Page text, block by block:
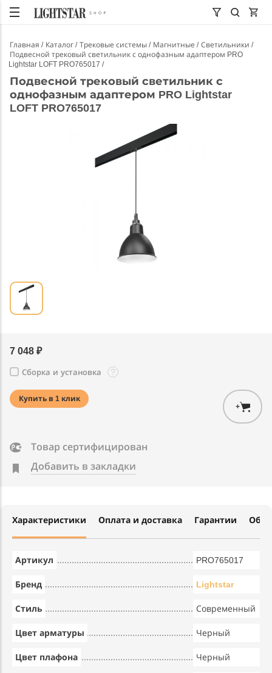
Главная Каталог Трековые системы Магнитные
Светильники
Подвесной трековый светильник с однофазным адаптером PRO
Lightstar LOFT PRO765017
Подвесной трековый светильник с
однофазным адаптером PRO Lightstar
LOFT PRO765017
7 048 ₽
Сборка и установка ?
+
Купить в 1 клик
Товар сертифицирован
Добавить в закладки
Характеристики Оплата и доставка Гарантии
Артикул PRO765017
Бренд Lightstar
Стиль Современный
Цвет арматуры Черный
Цвет плафона Черный